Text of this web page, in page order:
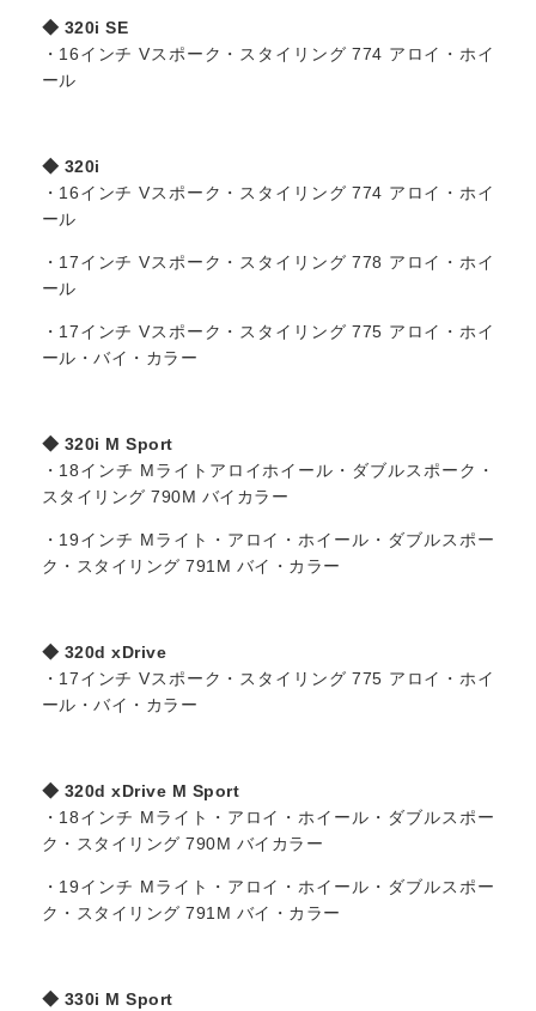
◆ 320i SE
・16インチ Vスポーク・スタイリング 774 アロイ・ホイ
ール
◆ 320i
・16インチ Vスポーク・スタイリング 774 アロイ・ホイ
ール
・17インチ Vスポーク・スタイリング 778 アロイ・ホイ
ール
・17インチ Vスポーク・スタイリング 775 アロイ・ホイ
ール・バイ・カラー
◆ 320i M Sport
・18インチ Mライトアロイホイール・ダブルスポーク・
スタイリング 790M バイカラー
・19インチ Mライト・アロイ・ホイール・ダブルスポー
ク・スタイリング 791M バイ・カラー
◆ 320d xDrive
・17インチ Vスポーク・スタイリング 775 アロイ・ホイ
ール・バイ・カラー
◆ 320d xDrive M Sport
・18インチ Mライト・アロイ・ホイール・ダブルスポー
ク・スタイリング 790M バイカラー
・19インチ Mライト・アロイ・ホイール・ダブルスポー
ク・スタイリング 791M バイ・カラー
◆ 330i M Sport